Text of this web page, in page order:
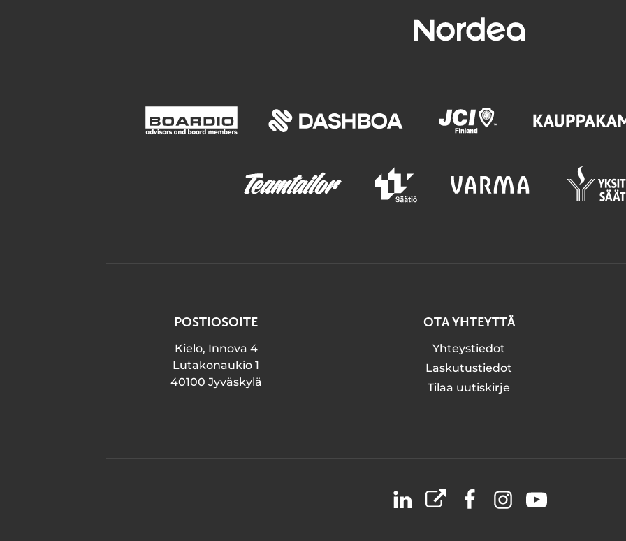
POSTIOSOITE
Kielo, Innova 4
Lutakonaukio 1
40100 Jyväskylä
OTA YHTEYTTÄ
Yhteystiedot
Laskutustiedot
Tilaa uutiskirje
LinkedIn
X FacebookInstagramYouTube